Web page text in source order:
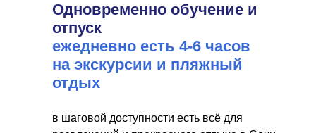
Одновременно обучение и
отпуск
ежедневно есть 4-6 часов
на экскурсии и пляжный
отдых
в шаговой доступности есть всё для